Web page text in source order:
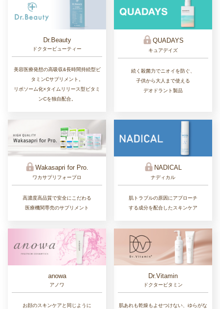
Dr.Beauty
ドクタービューティー
美容医療発想の高吸収&長時間持続型ビ
タミンCサプリメント。
リポソーム化×タイムリリース型ビタミ
ンCを独自配合。
QUADAYS
キュアデイズ
続く殺菌力でニオイを防ぐ、
子供から大人まで使える
デオドラント製品
Wakasapri for Pro.
ワカサプリフォープロ
高濃度高品質で安全にこだわる
医療機関専売のサプリメント
NADICAL
ナディカル
肌トラブルの原因にアプローチ
する成分を配合したスキンケア
anowa
アノワ
お顔のスキンケアと同じように
Dr.Vitamin
ドクタービタミン
肌あれも乾燥もよせつけない、ゆらがな